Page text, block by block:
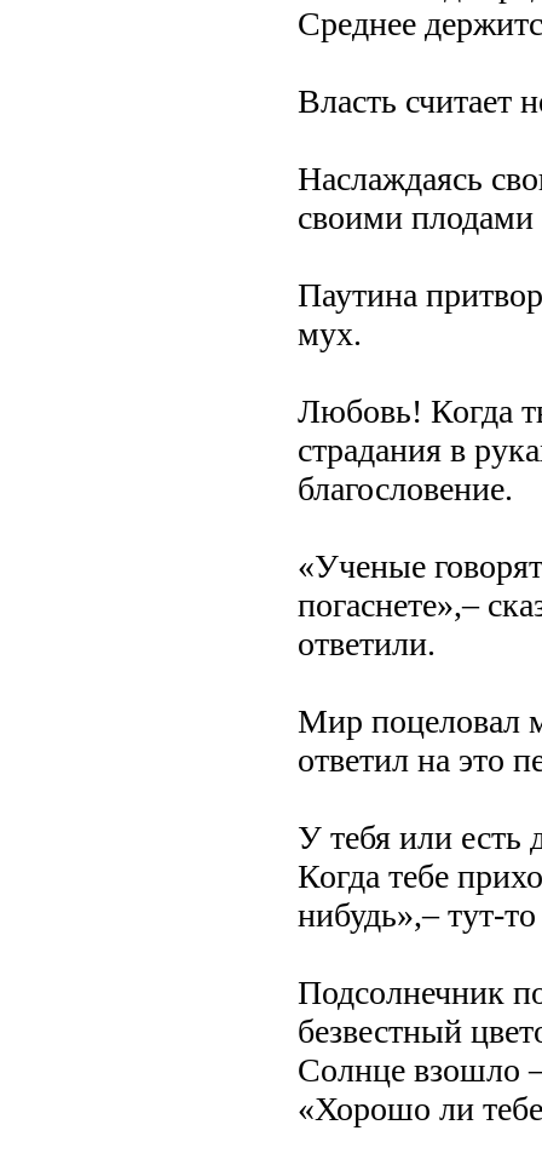
Среднее
Власть считает
Наслаждаясь
своими плодами
Паутина
мух.
Любовь! Когда
страдания в
благословение.
«Ученые
погаснете»,–
ответили.
Мир поцеловал
ответил на это
У тебя или есть
Когда тебе
нибудь»,– тут-
Подсолнечник
безвестный
Солнце взошло
«Хорошо ли